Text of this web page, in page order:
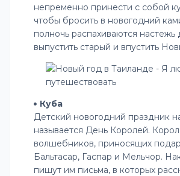
непременно принести с собой
чтобы бросить в новогодний
полночь распахиваются настежь
выпустить старый и впустить
Куба
Детский новогодний праздник
называется День Королей.
волшебников, приносящих
Бальтасар, Гаспар и Мельчор.
пишут им письма, в которых